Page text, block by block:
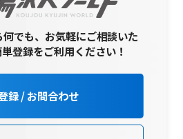
でも、お気軽にご相談いた
登録をご利用ください！
録 / お問合わせ